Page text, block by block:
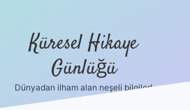
Küresel Hikaye
Günlüğü
Dünyadan ilham alan neşeli bilgiler!